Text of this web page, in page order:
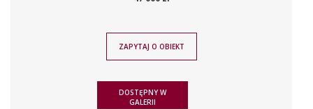
ZAPYTAJ O OBIEKT
DOSTĘPNY W
GALERII